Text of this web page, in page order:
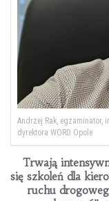
Andrzej Rak, egzaminator,
dyrektora WORD Opole
Trwają
się szkoleń dla
ruchu